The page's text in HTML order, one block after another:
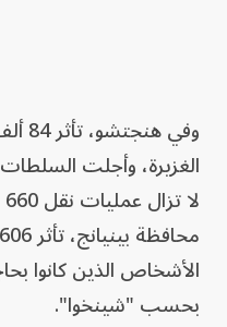
بحسب "شينخوا".